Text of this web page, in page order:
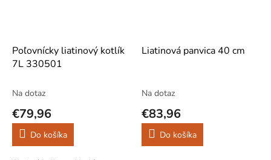
Poľovnícky liatinový kotlík
7L 330501
Na dotaz
€79,96
Do košíka
Liatinová panvica 40 cm
Na dotaz
€83,96
Do košíka